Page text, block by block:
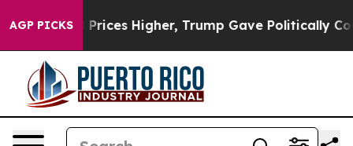
AGP PICKS
oil Prices Higher, Trump Gave Politically